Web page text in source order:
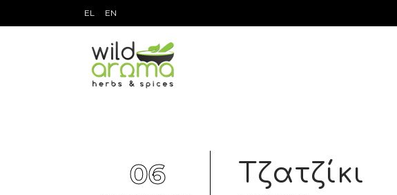
EL EN
06 Τζατζίκι